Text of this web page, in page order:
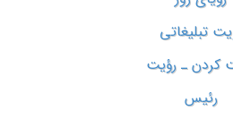
تبلیغاتی
کردن ـ رؤیت
رئیس